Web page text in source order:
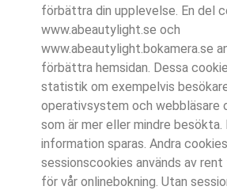
förbättra din upplevelse. En del
www.abeautylight.se och
www.abeautylight.bokamera.se
förbättra hemsidan. Dessa
statistik om exempelvis
operativsystem och webbläsare
som är mer eller mindre besökta.
information sparas. Andra
sessionscookies används av
för vår onlinebokning. Utan